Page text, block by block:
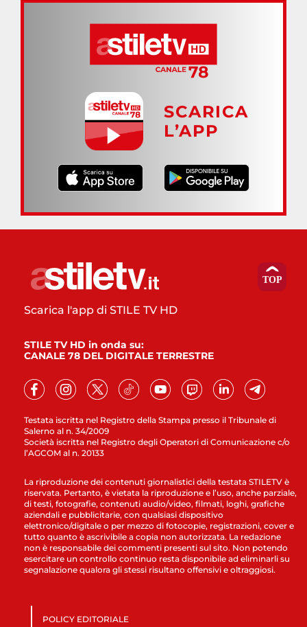
SCARICA
L’APP
Testata iscritta nel Registro della Stampa presso il Tribunale di
Salerno al n. 34/2009
Società iscritta nel Registro degli Operatori di Comunicazione c/o
l’AGCOM al n. 20133
Scarica l'app di STILE TV HD
STILE TV HD in onda su:
CANALE 78 DEL DIGITALE TERRESTRE
La riproduzione dei contenuti giornalistici della testata STILETV è
riservata. Pertanto, è vietata la riproduzione e l’uso, anche parziale,
di testi, fotografie, contenuti audio/video, filmati, loghi, grafiche
aziendali e pubblicitarie, con qualsiasi dispositivo
elettronico/digitale o per mezzo di fotocopie, registrazioni, cover e
tutto quanto è ascrivibile a copia non autorizzata. La redazione
non è responsabile dei commenti presenti sul sito. Non potendo
esercitare un controllo continuo resta disponibile ad eliminarli su
segnalazione qualora gli stessi risultano offensivi e oltraggiosi.
POLICY EDITORIALE